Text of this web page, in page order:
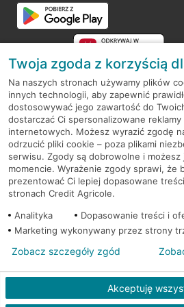
RODO
Regulamin serwisu
Mapa serwisu
PolitykaCookies
© 2026 Credit Agricole Bank Polska S.A.
Twoja zgoda z korzyścią
Na naszych stronach używamy plików
innych technologii, aby zapewnić
dostosowywać jego zawartość do
dostarczać Ci spersonalizowane
internetowych. Możesz wyrazić zgodę
odrzucić pliki cookie – poza plikami
serwisu. Zgody są dobrowolne i
momencie. Wyrażenie zgody sprawi, że
prezentować Ci lepiej dopasowane
stronach Credit Agricole.
Analityka
Dopasowanie treści i
Marketing wykonywany przez strony
Akceptuję
Zobacz szczegóły zgód